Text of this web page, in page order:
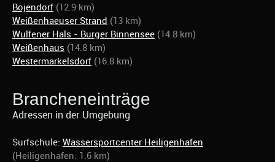
Bojendorf (12.9 km)
Weißenhaeuser Strand (13 km)
Wulfener Hals - Burger Binnensee (14.8 km)
Weißenhaus (14.8 km)
Westermarkelsdorf (16.8 km)
Brancheneinträge
Adressen in der Umgebung
Surfschule: Wassersportcenter Heiligenhafen
(Heiligenhafen: 1.6 km)